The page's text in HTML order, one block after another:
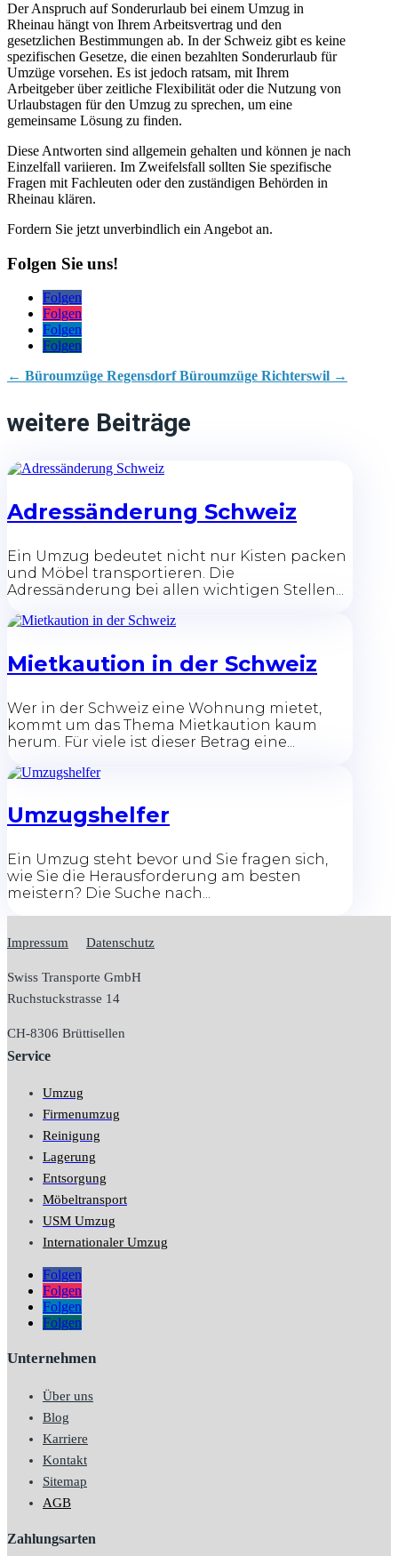
Der Anspruch auf Sonderurlaub bei einem Umzug in
Rheinau hängt von Ihrem Arbeitsvertrag und den
gesetzlichen Bestimmungen ab. In der Schweiz gibt es keine
spezifischen Gesetze, die einen bezahlten Sonderurlaub für
Umzüge vorsehen. Es ist jedoch ratsam, mit Ihrem
Arbeitgeber über zeitliche Flexibilität oder die Nutzung von
Urlaubstagen für den Umzug zu sprechen, um eine
gemeinsame Lösung zu finden.
Diese Antworten sind allgemein gehalten und können je nach
Einzelfall variieren. Im Zweifelsfall sollten Sie spezifische
Fragen mit Fachleuten oder den zuständigen Behörden in
Rheinau klären.
Fordern Sie jetzt unverbindlich ein Angebot an.
Folgen Sie uns!
Folgen
Folgen
Folgen
Folgen
← Büroumzüge Regensdorf Büroumzüge Richterswil →
weitere Beiträge
Adressänderung Schweiz
Ein Umzug bedeutet nicht nur Kisten packen
und Möbel transportieren. Die
Adressänderung bei allen wichtigen Stellen...
Mietkaution in der Schweiz
Wer in der Schweiz eine Wohnung mietet,
kommt um das Thema Mietkaution kaum
herum. Für viele ist dieser Betrag eine...
Umzugshelfer
Ein Umzug steht bevor und Sie fragen sich,
wie Sie die Herausforderung am besten
meistern? Die Suche nach...
Impressum Datenschutz
Swiss Transporte GmbH
Ruchstuckstrasse 14
CH-8306 Brüttisellen
Service
Umzug
Firmenumzug
Reinigung
Lagerung
Entsorgung
Möbeltransport
USM Umzug
Internationaler Umzug
Folgen
Folgen
Folgen
Folgen
Unternehmen
Über uns
Blog
Karriere
Kontakt
Sitemap
AGB
Zahlungsarten